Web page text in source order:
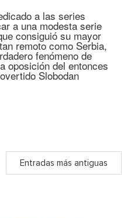
a las series
a una modesta serie
consiguió su mayor
remoto como Serbia,
fenómeno de
oposición del entonces
Slobodan
Entradas más antiguas